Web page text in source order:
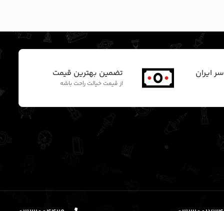
ایران تضمین بهترین قیمت
از قیمت خیالت راحت باشه